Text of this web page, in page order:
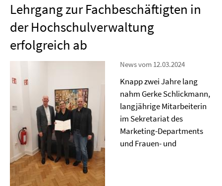
Lehrgang zur Fachbeschäftigten in
der Hochschulverwaltung
erfolgreich ab
News vom 12.03.2024
Knapp zwei Jahre lang
nahm Gerke Schlickmann,
langjährige Mitarbeiterin
im Sekretariat des
Marketing-Departments
und Frauen- und